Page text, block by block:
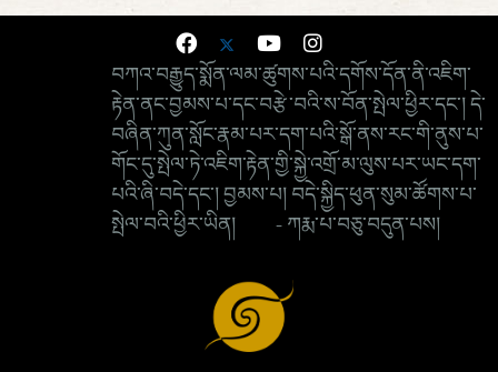
བཀའ་བརྒྱུད་སྨོན་ལམ་ཚུགས་པའི་དགོས་དོན་ནི་འཇིག་
རྟེན་ནང་བྱམས་པ་དང་བརྩེ་བའི་ས་བོན་སྤེལ་ཕྱིར་དང་། དེ་
བཞིན་ཀུན་སློང་རྣམ་པར་དག་པའི་སྒོ་ནས་རང་གི་ནུས་པ་
གོང་དུ་སྤེལ་ཏེ་འཇིག་རྟེན་གྱི་སྐྱེ་འགྲོ་མ་ལུས་པར་ཡང་དག་
པའི་ཞི་བདེ་དང་། བྱམས་པ། བདེ་སྐྱིད་ཕུན་སུམ་ཚོགས་པ་
སྤེལ་བའི་ཕྱིར་ཡིན། - ཀརྨ་པ་བཅུ་བདུན་པས།